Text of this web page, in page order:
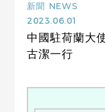
新聞 NEWS
2023.06.01
中國駐荷蘭大
古潔一行